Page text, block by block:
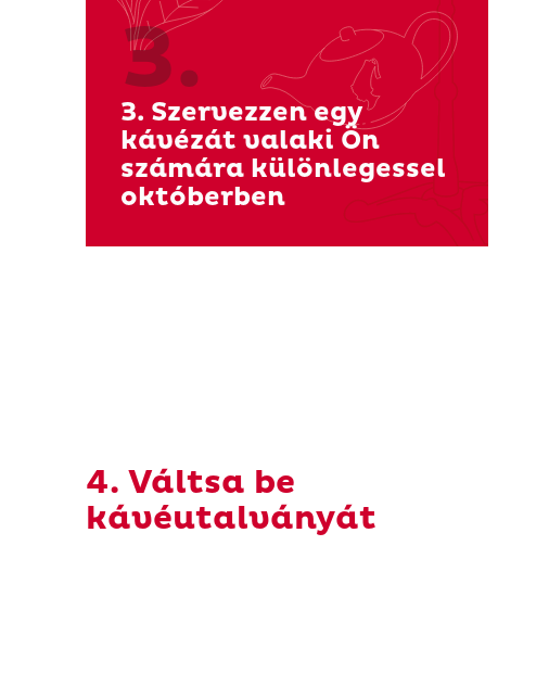
3.
3. Szervezzen egy
kávézát valaki Ön
számára különlegessel
októberben
4. Váltsa be
kávéutalványát